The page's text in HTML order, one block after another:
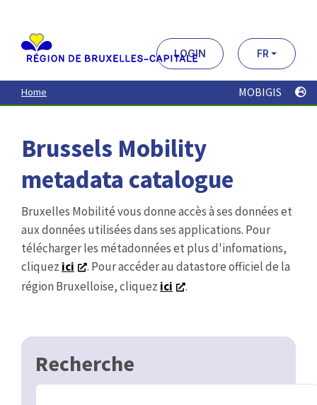
contenu
principal
LOGIN FR
Home MOBIGIS
Brussels Mobility
metadata catalogue
Bruxelles Mobilité vous donne accès à ses données et
aux données utilisées dans ses applications. Pour
télécharger les métadonnées et plus d'infomations,
cliquez ici
. Pour accéder au datastore officiel de la
région Bruxelloise, cliquez ici .
Recherche